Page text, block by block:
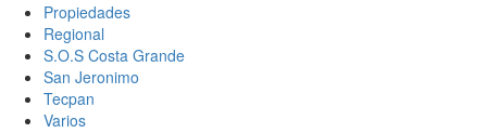
Propiedades
Regional
S.O.S Costa Grande
San Jeronimo
Tecpan
Varios